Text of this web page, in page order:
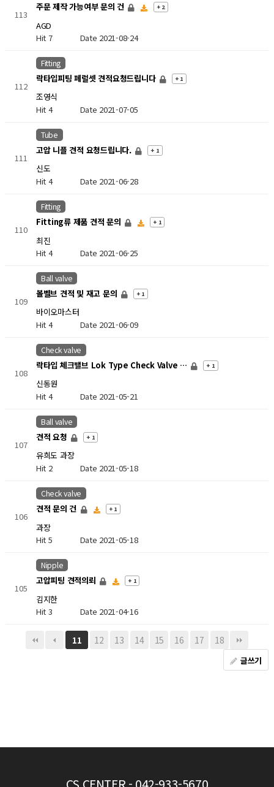
113
주문 제작 가능여부 문의 건 + 2
AGD
Hit 7 Date 2021-08-24
112
Fitting
락타입피팅 페럴셋 견적요청드립니다 + 1
조영식
Hit 4 Date 2021-07-05
111
Tube
고압 니플 견적 요청드립니다. + 1
신도
Hit 4 Date 2021-06-28
110
Fitting
Fitting류 제품 견적 문의 + 1
최진
Hit 4 Date 2021-06-25
109
Ball valve
볼벨브 견적 및 재고 문의 + 1
바이오마스터
Hit 4 Date 2021-06-09
108
Check valve
락타입 체크밸브 Lok Type Check Valve … + 1
신동원
Hit 4 Date 2021-05-21
107
Ball valve
견적 요청 + 1
유희도 과장
Hit 2 Date 2021-05-18
106
Check valve
견적 문의 건 + 1
과장
Hit 5 Date 2021-05-18
105
Nipple
고압피팅 견적의뢰 + 1
김지한
Hit 3 Date 2021-04-16
11 12 13 14 15 16 17 18
글쓰기